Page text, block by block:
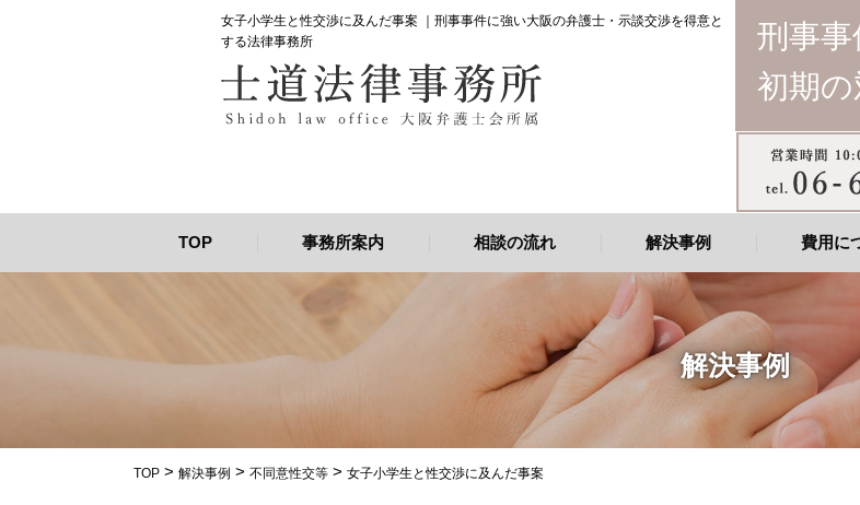
女子小学生と性交渉に及んだ事案 ｜刑事事件に強い大阪の弁護士・示談交渉を得意と
する法律事務所
刑事事
初期
TOP 事務所案内 相談の流れ 解決事例 費用に
解決事例
TOP > 解決事例 > 不同意性交等 > 女子小学生と性交渉に及んだ事案